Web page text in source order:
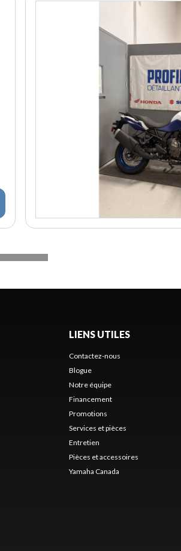
LIENS UTILES
Contactez-nous
Blogue
Notre équipe
Financement
Promotions
Services et pièces
Entretien
Pièces et accessoires
Yamaha Canada